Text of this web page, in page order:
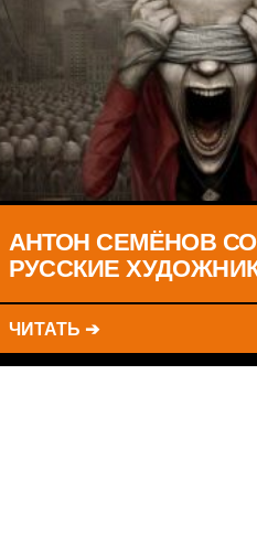
АНТОН СЕМЁНОВ
РУССКИЕ
ЧИТАТЬ ➔